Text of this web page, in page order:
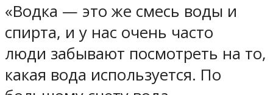
«Водка — это же смесь воды и
спирта, и у нас очень часто
люди забывают посмотреть на то,
какая вода используется. По